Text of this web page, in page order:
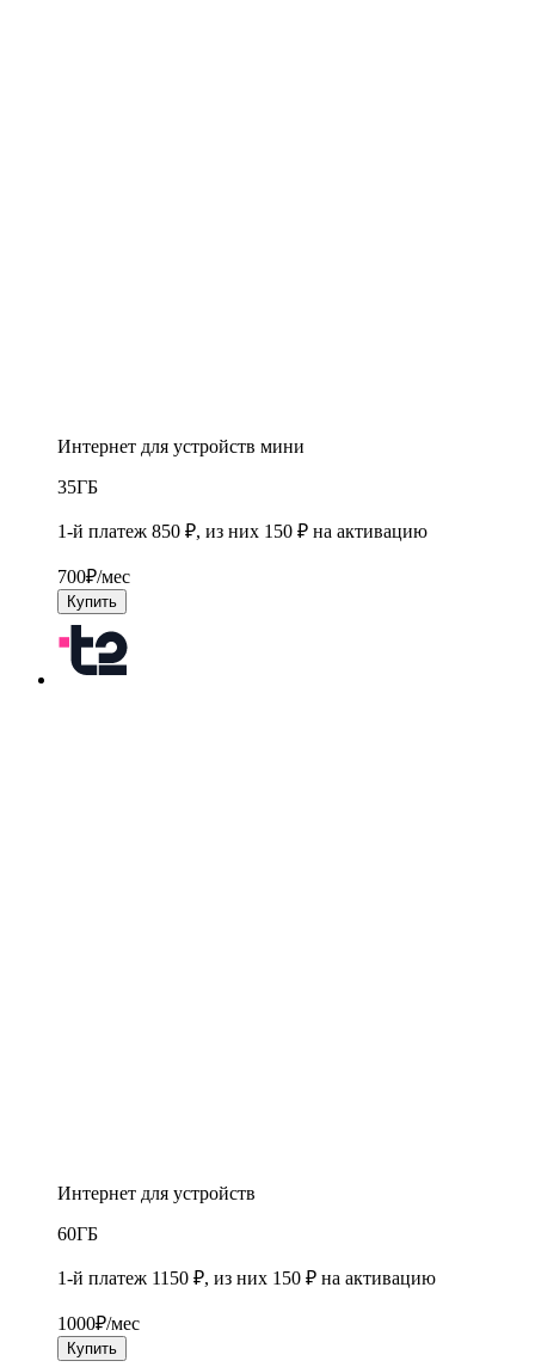
Интернет для устройств мини
35ГБ
1-й платеж 850 ₽, из них 150 ₽ на активацию
700₽/мес
Купить
Интернет для устройств
60ГБ
1-й платеж 1150 ₽, из них 150 ₽ на активацию
1000₽/мес
Купить